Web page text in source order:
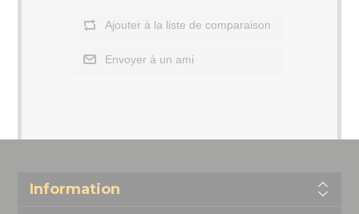
Ajouter à la liste de comparaison
Envoyer à un ami
Information